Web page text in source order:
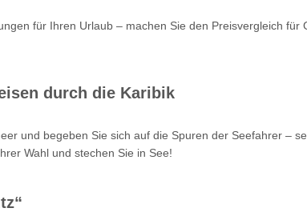
für Ihren Urlaub – machen Sie den Preisvergleich
durch die Karibik
und begeben Sie sich auf die Spuren der Seefahrer –
Wahl und stechen Sie in See!